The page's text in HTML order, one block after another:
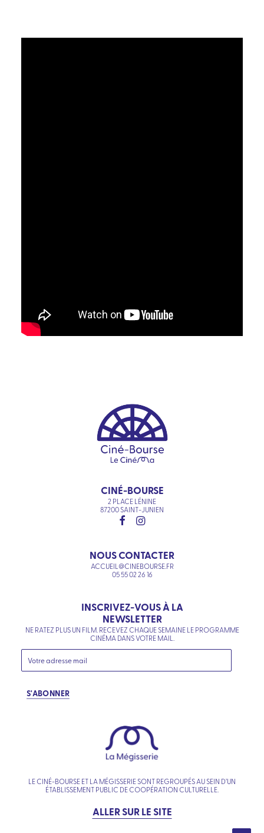
CINÉ-BOURSE
2 PLACE LÉNINE
87200 SAINT-JUNIEN
NOUS CONTACTER
ACCUEIL@CINEBOURSE.FR
05 55 02 26 16
INSCRIVEZ-VOUS À LA
NEWSLETTER
NE RATEZ PLUS UN FILM. RECEVEZ CHAQUE SEMAINE LE PROGRAMME
CINÉMA DANS VOTRE MAIL.
S'ABONNER
LE CINÉ-BOURSE ET LA MÉGISSERIE SONT REGROUPÉS AU SEIN D’UN
ÉTABLISSEMENT PUBLIC DE COOPÉRATION CULTURELLE.
ALLER SUR LE SITE